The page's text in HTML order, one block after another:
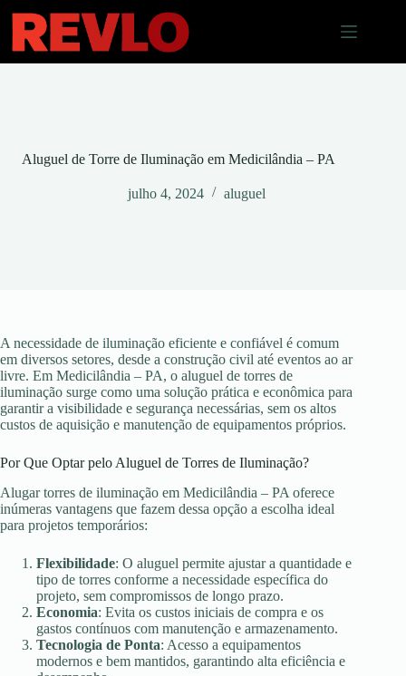
para
conteúdo
Aluguel de Torre de Iluminação em Medicilândia – PA
julho 4, 2024 aluguel
A necessidade de iluminação eficiente e confiável é comum
em diversos setores, desde a construção civil até eventos ao ar
livre. Em Medicilândia – PA, o aluguel de torres de
iluminação surge como uma solução prática e econômica para
garantir a visibilidade e segurança necessárias, sem os altos
custos de aquisição e manutenção de equipamentos próprios.
Por Que Optar pelo Aluguel de Torres de Iluminação?
Alugar torres de iluminação em Medicilândia – PA oferece
inúmeras vantagens que fazem dessa opção a escolha ideal
para projetos temporários:
Flexibilidade: O aluguel permite ajustar a quantidade e
tipo de torres conforme a necessidade específica do
projeto, sem compromissos de longo prazo.
Economia: Evita os custos iniciais de compra e os
gastos contínuos com manutenção e armazenamento.
Tecnologia de Ponta: Acesso a equipamentos
modernos e bem mantidos, garantindo alta eficiência e